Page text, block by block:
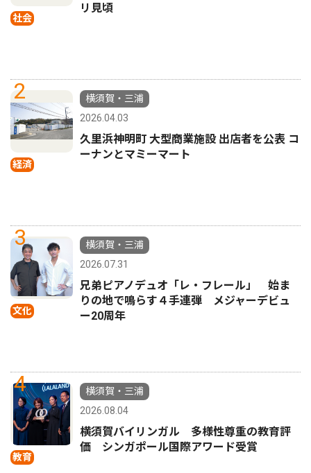
社会
リ見頃
2
経済
横須賀・三浦
2026.04.03
久里浜神明町 大型商業施設 出店者を公表 コ
ーナンとマミーマート
3
文化
横須賀・三浦
2026.07.31
兄弟ピアノデュオ「レ・フレール」 始ま
りの地で鳴らす４手連弾 メジャーデビュ
ー20周年
4
教育
横須賀・三浦
2026.08.04
横須賀バイリンガル 多様性尊重の教育評
価 シンガポール国際アワード受賞